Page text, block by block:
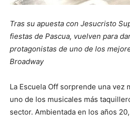
Tras su apuesta con Jesucristo
fiestas de Pascua, vuelven para
protagonistas de uno de los
Broadway
La Escuela Off sorprende una vez
uno de los musicales más
sector. Ambientada en los años